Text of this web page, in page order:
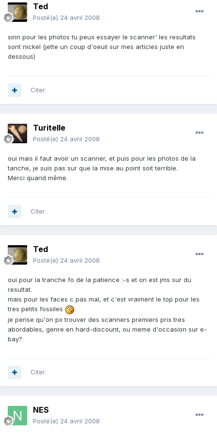
Ted
Posté(e) 24 avril 2008
sinn pour les photos tu peux essayer le scanner' les resultats
sont nickel (jette un coup d'oeuil sur mes articles juste en
dessous)
Citer
Turitelle
Posté(e) 24 avril 2008
oui mais il faut avoir un scanner, et puis pour les photos de la
tanche, je suis pas sur que la mise au point soit terrible.
Merci quand même.
Citer
Ted
Posté(e) 24 avril 2008
oui pour la tranche fo de la patience :-s et on est jms sur du
resultat.
mais pour les faces c pas mal, et c'est vraiment le top pour les
tres petits fossiles
je pense qu'on px trouver des scanners premiers prix tres
abordables, genre en hard-discount, ou meme d'occasion sur e-
bay?
Citer
NES
Posté(e) 24 avril 2008